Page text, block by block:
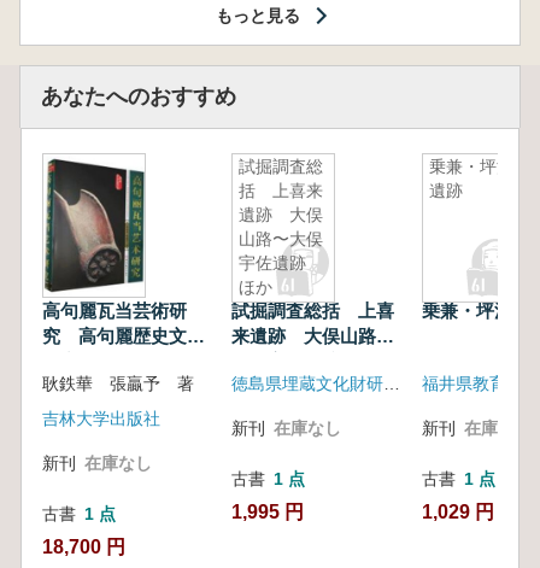
もっと見る
あなたへのおすすめ
高句麗瓦当芸術研
究 高句麗歴史文化
耿鉄華 張贏予 著
吉林大学出版社
新刊 在庫なし
古書 1 点
18,700 円
試掘調査総
括 上喜来
遺跡 大俣
山路〜大俣
宇佐遺跡
ほか
試掘調査総括 上喜
来遺跡 大俣山路〜
新刊 在庫なし
古書 1 点
1,995 円
乗兼・坪江
遺跡
乗兼・坪江遺
新刊 在庫なし
古書 1 点
1,029 円